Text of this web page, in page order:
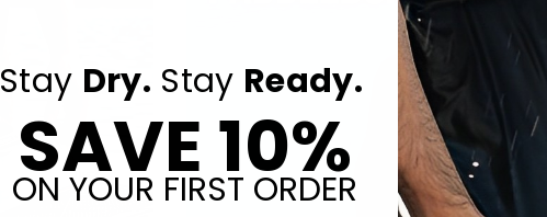
Stay Dry. Stay Ready.
SAVE 10%
ON YOUR FIRST ORDER